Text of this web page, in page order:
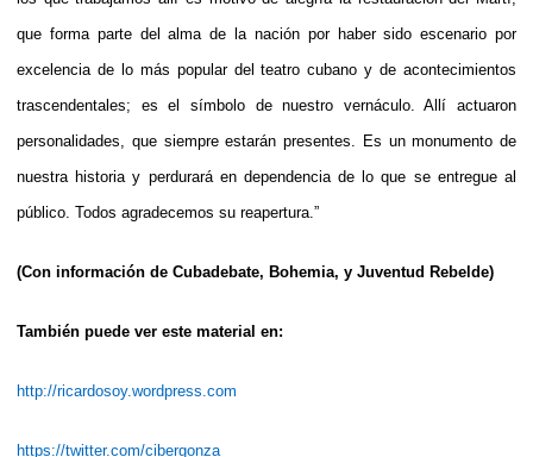
que forma parte del alma de la nación por haber sido escenario por
excelencia de lo más popular del teatro cubano y de acontecimientos
trascendentales; es el símbolo de nuestro vernáculo. Allí actuaron
personalidades, que siempre estarán presentes. Es un monumento de
nuestra historia y perdurará en dependencia de lo que se entregue al
público. Todos agradecemos su reapertura.”
(Con información de Cubadebate, Bohemia, y Juventud Rebelde)
También puede ver este material en:
http://ricardosoy.wordpress.com
https://twitter.com/cibergonza